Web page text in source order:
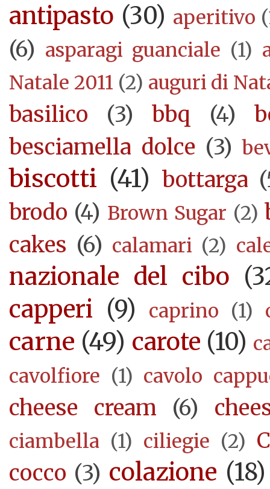
antipasto (30) aperitivo
(6) asparagi guanciale (1)
Natale 2011 (2) auguri di
basilico (3) bbq (4)
besciamella dolce (3)
biscotti (41) bottarga
brodo (4) Brown Sugar (2)
cakes (6) calamari (2)
nazionale del cibo
capperi (9) caprino (1)
carne (49) carote (10)
cavolfiore (1) cavolo
cheese cream (6)
ciambella (1) ciliegie (2)
cocco (3) colazione (18)